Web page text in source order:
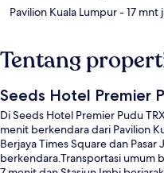
Pavilion Kuala Lumpur- 17 mnt
Tentang
Seeds Hotel Premier
Di Seeds Hotel Premier Pudu
menit berkendara dari Pavilion
Berjaya Times Square dan
berkendara.Transportasi umum